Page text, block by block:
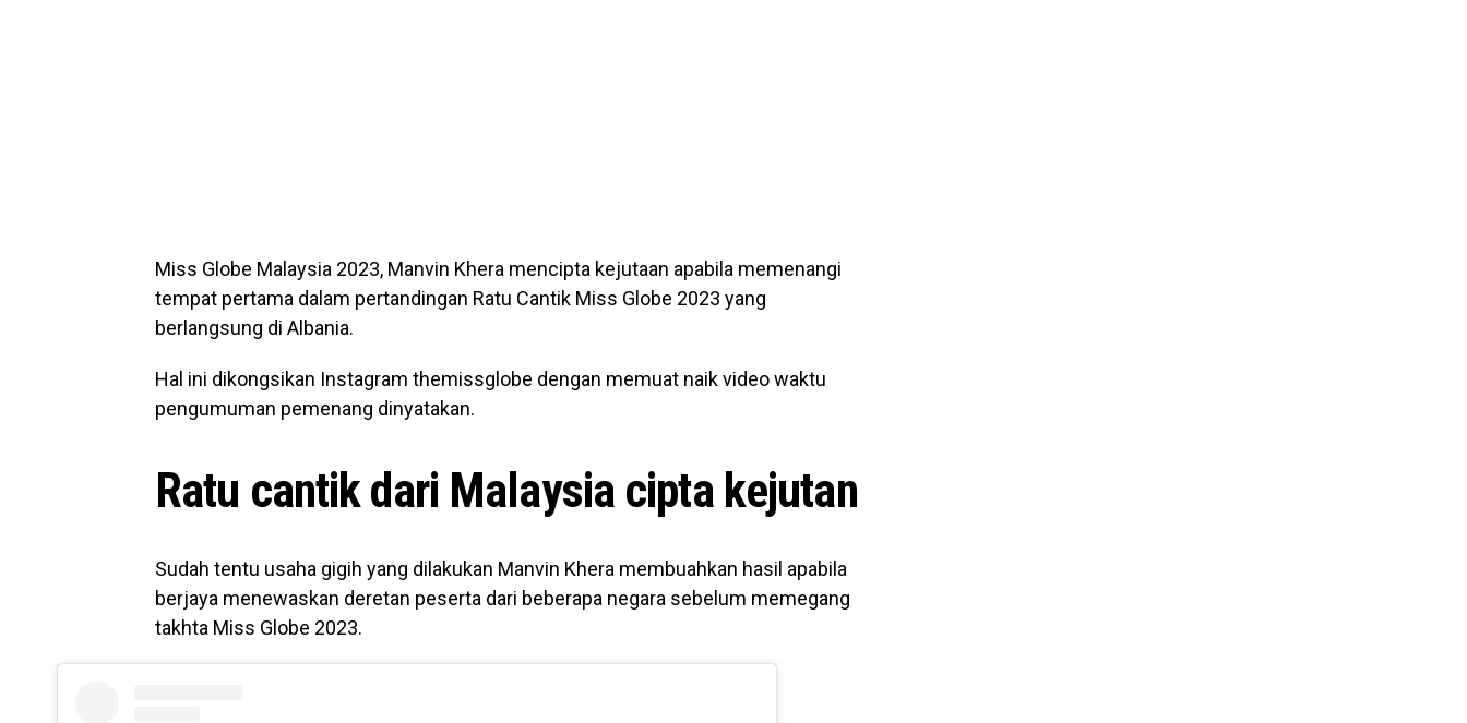
Miss Globe Malaysia 2023, Manvin Khera mencipta kejutaan apabila memenangi
tempat pertama dalam pertandingan Ratu Cantik Miss Globe 2023 yang
berlangsung di Albania.
Hal ini dikongsikan Instagram themissglobe dengan memuat naik video waktu
pengumuman pemenang dinyatakan.
Ratu cantik dari Malaysia cipta kejutan
Sudah tentu usaha gigih yang dilakukan Manvin Khera membuahkan hasil apabila
berjaya menewaskan deretan peserta dari beberapa negara sebelum memegang
takhta Miss Globe 2023.